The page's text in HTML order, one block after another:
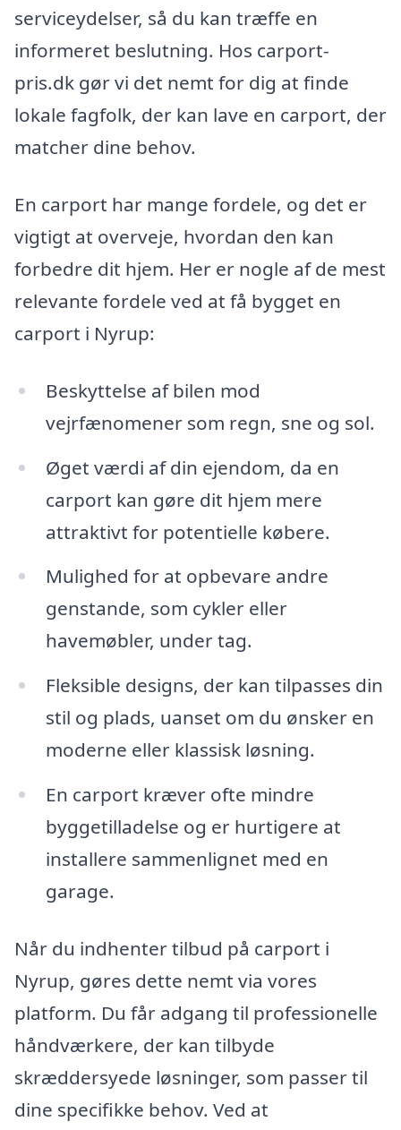
serviceydelser, så du kan træffe en
informeret beslutning. Hos carport-
pris.dk gør vi det nemt for dig at finde
lokale fagfolk, der kan lave en carport, der
matcher dine behov.
En carport har mange fordele, og det er
vigtigt at overveje, hvordan den kan
forbedre dit hjem. Her er nogle af de mest
relevante fordele ved at få bygget en
carport i Nyrup:
Beskyttelse af bilen mod
vejrfænomener som regn, sne og sol.
Øget værdi af din ejendom, da en
carport kan gøre dit hjem mere
attraktivt for potentielle købere.
Mulighed for at opbevare andre
genstande, som cykler eller
havemøbler, under tag.
Fleksible designs, der kan tilpasses din
stil og plads, uanset om du ønsker en
moderne eller klassisk løsning.
En carport kræver ofte mindre
byggetilladelse og er hurtigere at
installere sammenlignet med en
garage.
Når du indhenter tilbud på carport i
Nyrup, gøres dette nemt via vores
platform. Du får adgang til professionelle
håndværkere, der kan tilbyde
skræddersyede løsninger, som passer til
dine specifikke behov. Ved at